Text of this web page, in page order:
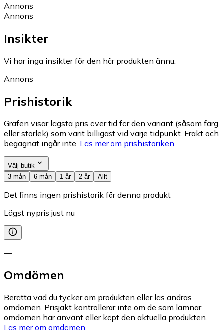
Annons
Annons
Insikter
Vi har inga insikter för den här produkten ännu.
Annons
Prishistorik
Grafen visar lägsta pris över tid för den variant (såsom färg
eller storlek) som varit billigast vid varje tidpunkt. Frakt och
begagnat ingår inte. Läs mer om prishistoriken.
Välj butik
3 mån
6 mån 1 år 2 år Allt
Det finns ingen prishistorik för denna produkt
Lägst nypris just nu
—
Omdömen
Berätta vad du tycker om produkten eller läs andras
omdömen. Prisjakt kontrollerar inte om de som lämnar
omdömen har använt eller köpt den aktuella produkten.
Läs mer om omdömen.